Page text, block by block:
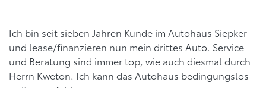
Ich bin seit sieben Jahren Kunde im Autohaus Siepker
und lease/finanzieren nun mein drittes Auto. Service
und Beratung sind immer top, wie auch diesmal durch
Herrn Kweton. Ich kann das Autohaus bedingungslos